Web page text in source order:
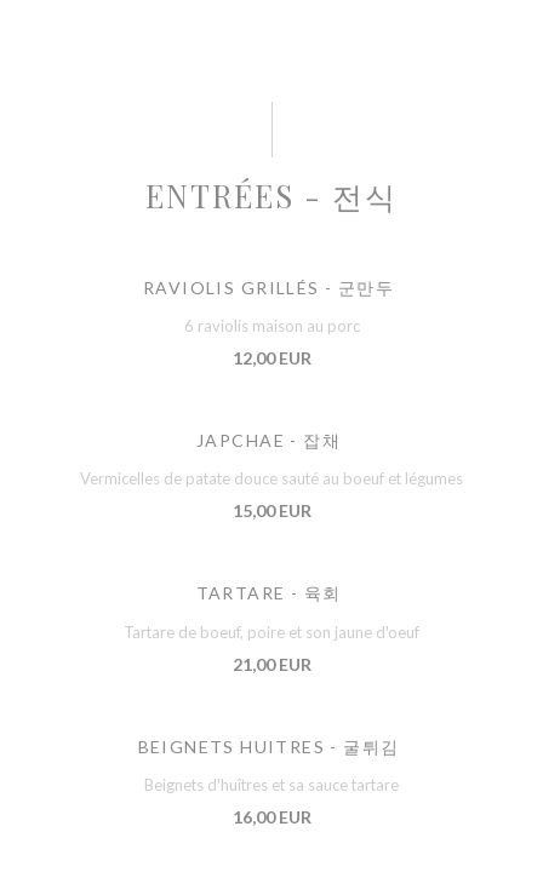
ENTRÉES - 전식
RAVIOLIS GRILLÉS - 군만두
6 raviolis maison au porc
12,00 EUR
JAPCHAE - 잡채
Vermicelles de patate douce sauté au boeuf et légumes
15,00 EUR
TARTARE - 육회
Tartare de boeuf, poire et son jaune d'oeuf
21,00 EUR
BEIGNETS HUITRES - 굴튀김
Beignets d'huîtres et sa sauce tartare
16,00 EUR